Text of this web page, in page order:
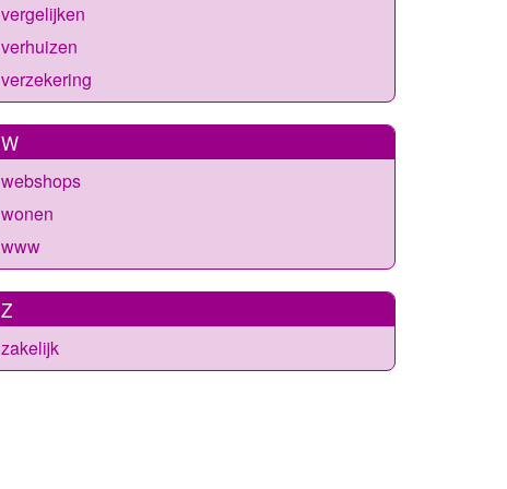
vergelijken
verhuizen
verzekering
W
webshops
wonen
www
Z
zakelijk